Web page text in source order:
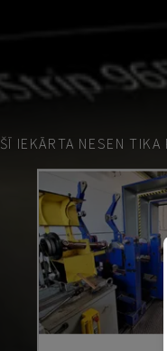
ŠĪ IEKĀRTA NESEN TIKA